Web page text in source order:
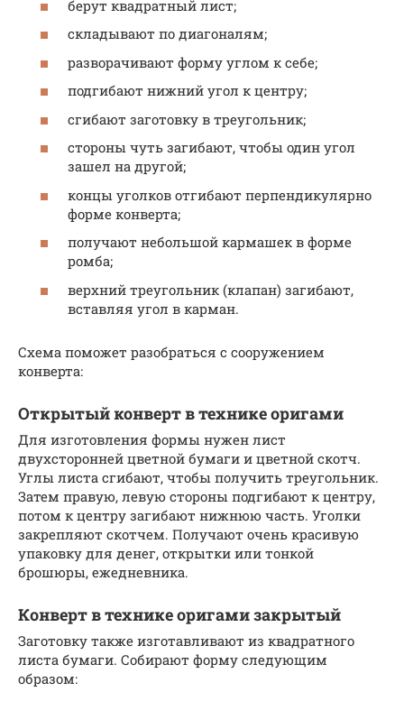
берут квадратный лист;
складывают по диагоналям;
разворачивают форму углом к себе;
подгибают нижний угол к центру;
сгибают заготовку в треугольник;
стороны чуть загибают, чтобы один угол
зашел на другой;
концы уголков отгибают перпендикулярно
форме конверта;
получают небольшой кармашек в форме
ромба;
верхний треугольник (клапан) загибают,
вставляя угол в карман.
Схема поможет разобраться с сооружением
конверта:
Открытый конверт в технике оригами
Для изготовления формы нужен лист
двухсторонней цветной бумаги и цветной скотч.
Углы листа сгибают, чтобы получить треугольник.
Затем правую, левую стороны подгибают к центру,
потом к центру загибают нижнюю часть. Уголки
закрепляют скотчем. Получают очень красивую
упаковку для денег, открытки или тонкой
брошюры, ежедневника.
Конверт в технике оригами закрытый
Заготовку также изготавливают из квадратного
листа бумаги. Собирают форму следующим
образом: